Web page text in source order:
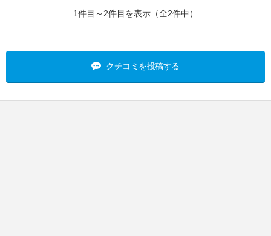
1件目～2件目を表示（全2件中）
クチコミを投稿する